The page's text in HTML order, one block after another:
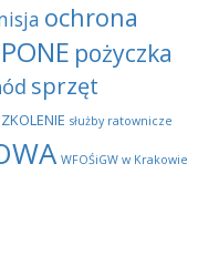
ochrona
PONE pożyczka
sprzęt
służby ratownicze
WFOŚiGW w Krakowie